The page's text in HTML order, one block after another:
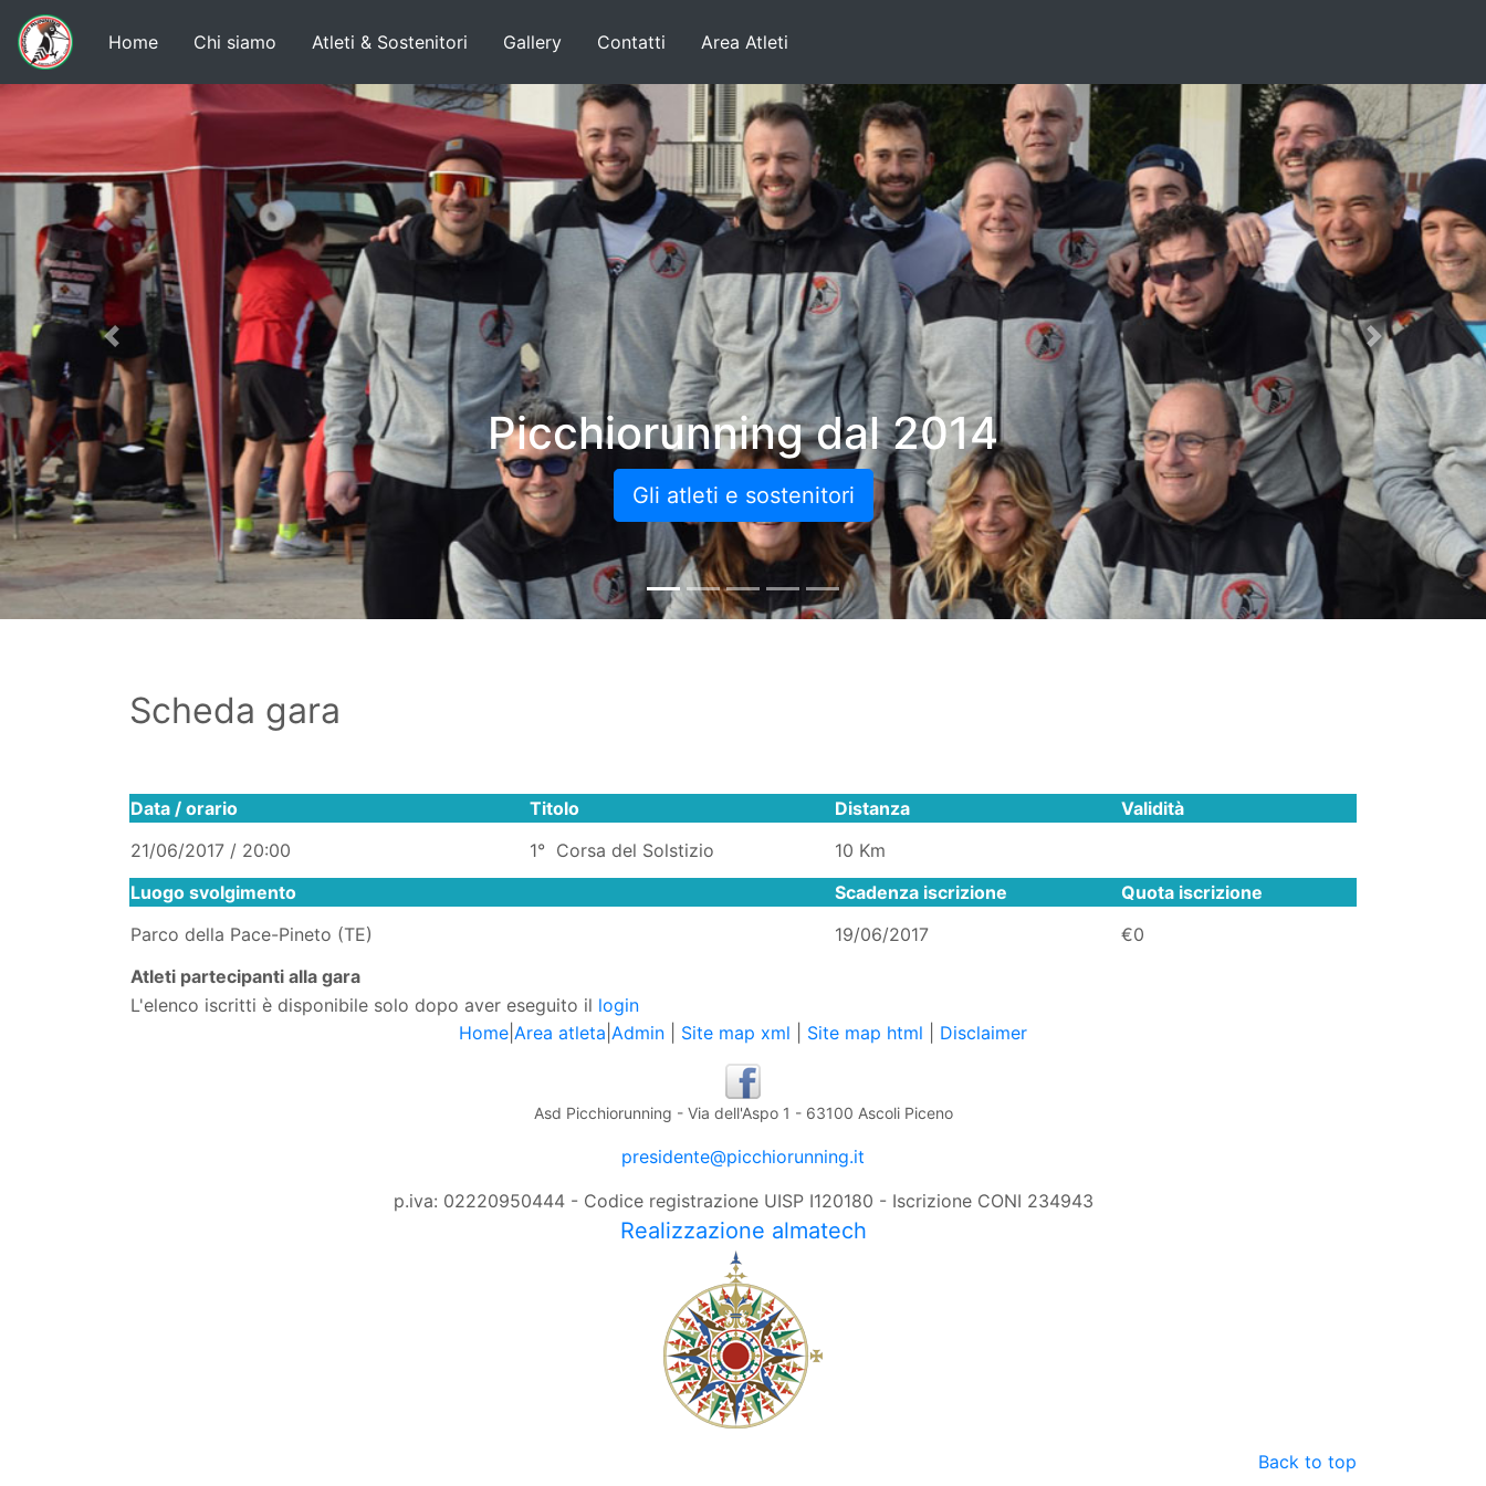
Home Chi siamo Atleti & Sostenitori Gallery Contatti Area Atleti
Picchiorunning dal 2014
Gli atleti e sostenitori
Previous Next
Scheda gara
Data / orario Titolo Distanza
Validità
21/06/2017 / 20:00
1° Corsa del Solstizio
10 Km
Luogo svolgimento
Scadenza iscrizione
Quota iscrizione
Parco della Pace-Pineto (TE)
19/06/2017
€0
Atleti partecipanti alla gara
L'elenco iscritti è disponibile solo dopo aver eseguito il login
Home Area atleta Admin Site map xml Site map html Disclaimer
Asd Picchiorunning - Via dell'Aspo 1 - 63100 Ascoli Piceno
presidente@picchiorunning.it
p.iva: 02220950444 - Codice registrazione UISP I120180 - Iscrizione CONI 234943
Realizzazione almatech
Back to top